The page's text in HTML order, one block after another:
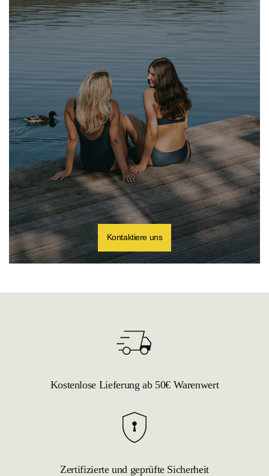
Kontaktiere uns
Kostenlose Lieferung ab 50€ Warenwert
Zertifizierte und geprüfte Sicherheit